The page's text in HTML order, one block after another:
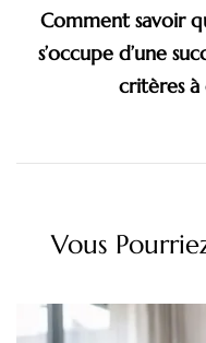
Comment savoir
s’occupe d’une
critères à
Vous